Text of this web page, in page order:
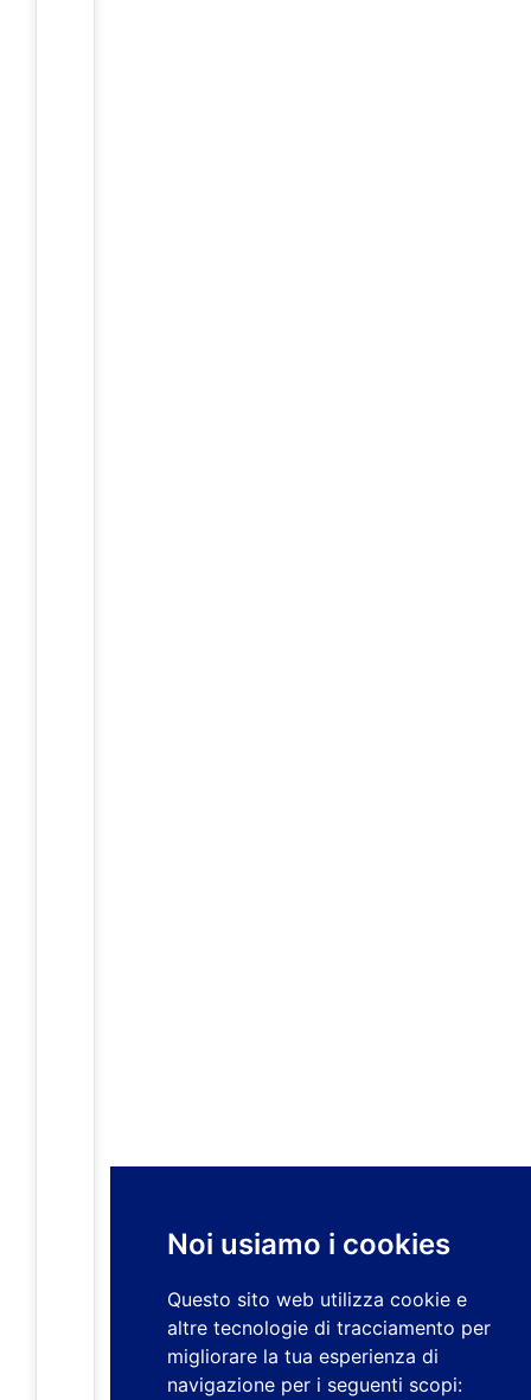
Noi usiamo i cookies
Questo sito web utilizza cookie e
altre tecnologie di tracciamento per
migliorare la tua esperienza di
navigazione per i seguenti scopi: